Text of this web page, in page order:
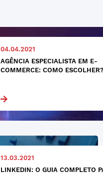
04.04.2021
AGÊNCIA ESPECIALISTA EM E-
COMMERCE: COMO ESCOLHER?
13.03.2021
LINKEDIN: O GUIA COMPLETO